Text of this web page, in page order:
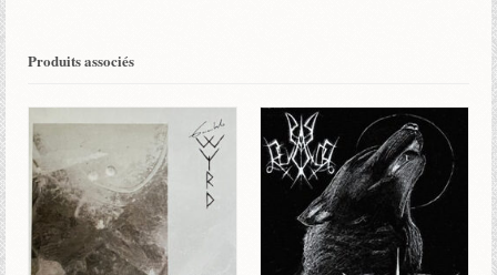
Produits associés